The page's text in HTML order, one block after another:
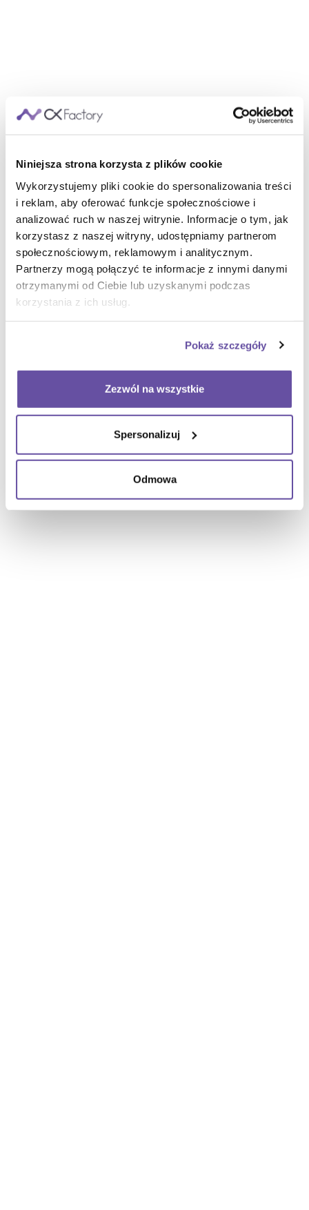
Niniejsza strona korzysta z plików cookie
Wykorzystujemy pliki cookie do spersonalizowania treści
i reklam, aby oferować funkcje społecznościowe i
analizować ruch w naszej witrynie. Informacje o tym, jak
korzystasz z naszej witryny, udostępniamy partnerom
społecznościowym, reklamowym i analitycznym.
Partnerzy mogą połączyć te informacje z innymi danymi
otrzymanymi od Ciebie lub uzyskanymi podczas
korzystania z ich usług.
Pokaż szczegóły
Zezwól na wszystkie
Spersonalizuj
Odmowa